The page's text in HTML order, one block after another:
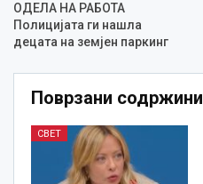
ОДЕЛА НА РАБОТА
Полицијата ги нашла
децата на земјен паркинг
Поврзани содржини
СВЕТ